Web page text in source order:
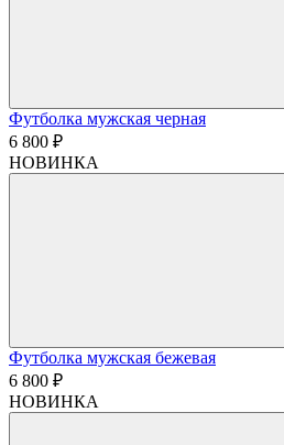
Футболка мужская черная
6 800 ₽
НОВИНКА
Футболка мужская бежевая
6 800 ₽
НОВИНКА